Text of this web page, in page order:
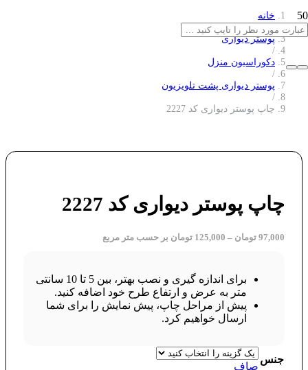
خانه
/
پوستر دیواری
/
دکوراسیون منزل
/
پوستر دیواری پشت تلویزیون
/
چاپ پوستر دیواری کد 2227
چاپ پوستر دیواری کد 2227
97,000 تومان –
125,000 تومان بر حسب متر مربع
برای اندازه گیری و نصب بهتر، بین 5 تا 10 سانتی
متر به عرض و ارتفاع طرح خود اضافه کنید.
پیش از مراحل چاپ، پیش نمایش را برای شما
ارسال خواهیم کرد.
جنس
صاف